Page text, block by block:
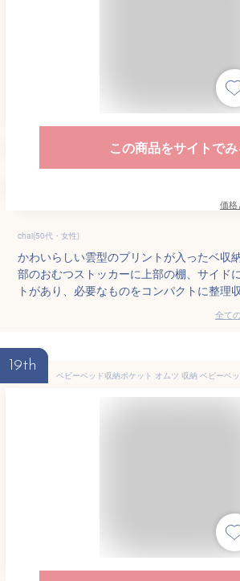
この商品をサイトで
価格
chai(50代・女性)
かわいらしい雲型のプリントが入ったベ収
部のおむつストッカーに上部の棚、サイド
トがあり、必要なものをコンパクトに整理
全て
19th